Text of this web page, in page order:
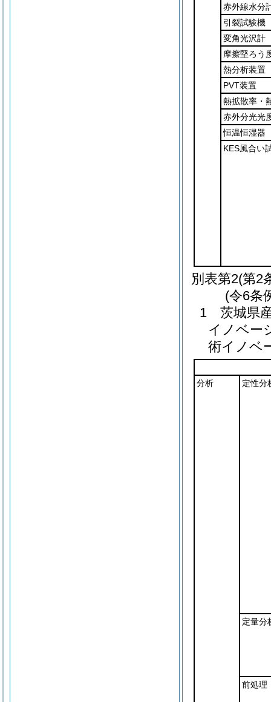
赤外線水分
引裂試験機
変角光沢計
摩擦堅ろう
熱分析装置
PVT装置
熱拡散率・
赤外分光光
恒温恒湿器
KES風合い
別表第2(第2
(令6条
1 茨城県
イノベー
術イノベ
分析 定性分
定量分
前処理